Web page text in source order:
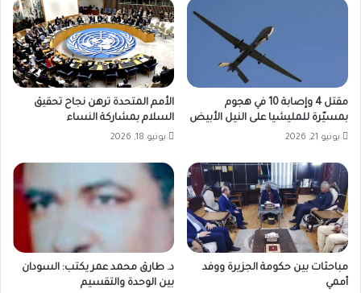
مقتل 4 وإصابة 10 في هجوم
بمسيّرة للمليشيا على النيل الأبيض
يونيو 21, 2026
الأمم المتحدة ترهن نجاح تحقيق
السلام بمشاركة النساء
يونيو 18, 2026
مباحثات بين حكومة الجزيرة ووفد
أممي
د. طارق محمد عمر يكتب: السودان
بين الوحدة والتقسيم